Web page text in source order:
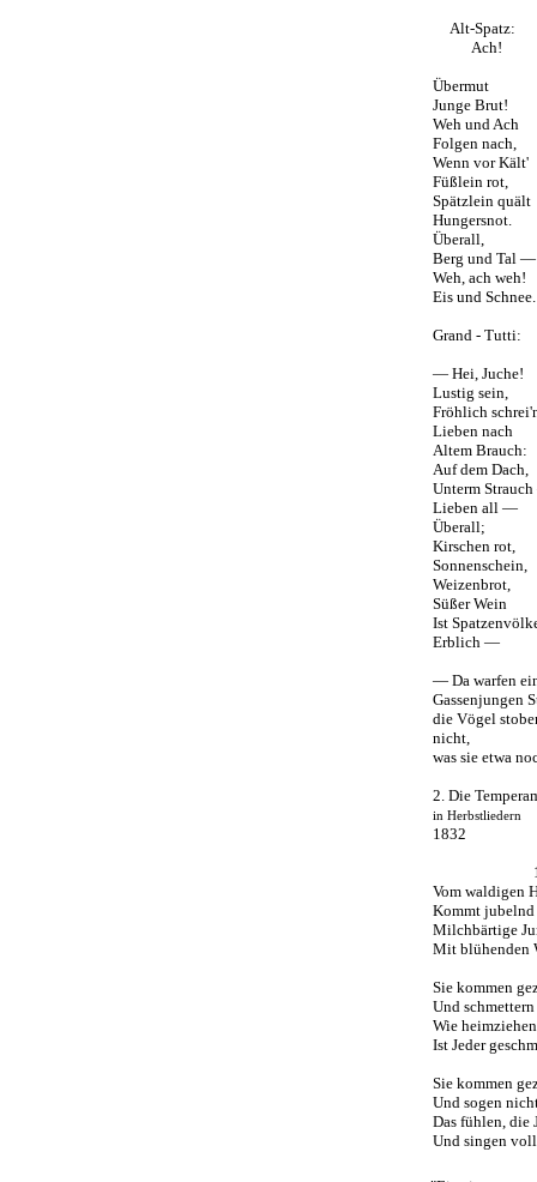
Alt-Spatz:
Ach!
Übermut
Junge Brut!
Weh und Ach
Folgen nach,
Wenn vor Kält'
Füßlein rot,
Spätzlein quält
Hungersnot.
Überall,
Berg und Tal —
Weh, ach weh!
Eis und Schnee.
Grand - Tutti:
— Hei, Juche!
Lustig sein,
Fröhlich
Lieben nach
Altem Brauch:
Auf dem Dach,
Unterm
Lieben all —
Überall;
Kirschen rot,
Sonnenschein,
Weizenbrot,
Süßer Wein
Ist
Erblich —
— Da warfen
Gassenjungen
die Vögel
nicht,
was sie etwa
2. Die
in Herbstliedern
1832
Vom waldigen
Kommt
Milchbärtige
Mit blühenden
Sie kommen
Und
Wie
Ist Jeder
Sie kommen
Und sogen
Das fühlen, die
Und singen